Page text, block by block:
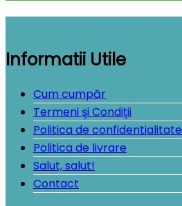
Informatii Utile
Cum cumpăr
Termeni şi Condiţii
Politica de confidentialitate
Politica de livrare
Salut, salut!
Contact